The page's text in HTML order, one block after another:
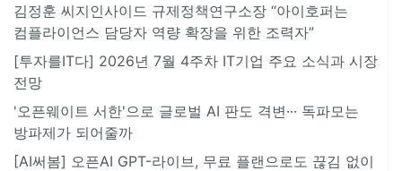
김정훈 씨지인사이드 규제정책연구소장 “아이호퍼는
컴플라이언스 담당자 역량 확장을 위한 조력자”
[투자를IT다] 2026년 7월 4주차 IT기업 주요 소식과 시장
전망
'오픈웨이트 서한'으로 글로벌 AI 판도 격변··· 독파모는
방파제가 되어줄까
[AI써봄] 오픈AI GPT-라이브, 무료 플랜으로도 끊김 없이